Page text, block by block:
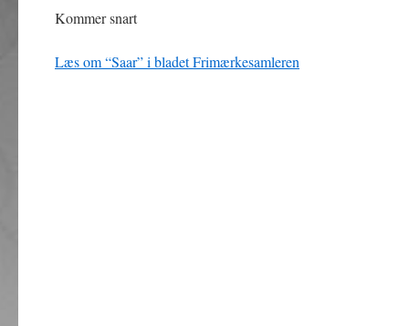
Kommer snart
Læs om “Saar” i bladet Frimærkesamleren